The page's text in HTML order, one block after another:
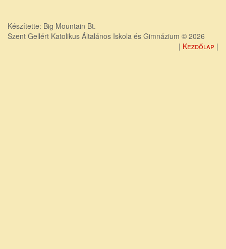
Készítette: Big Mountain Bt.
Szent Gellért Katolikus Általános Iskola és Gimnázium © 2026
Kezdőlap